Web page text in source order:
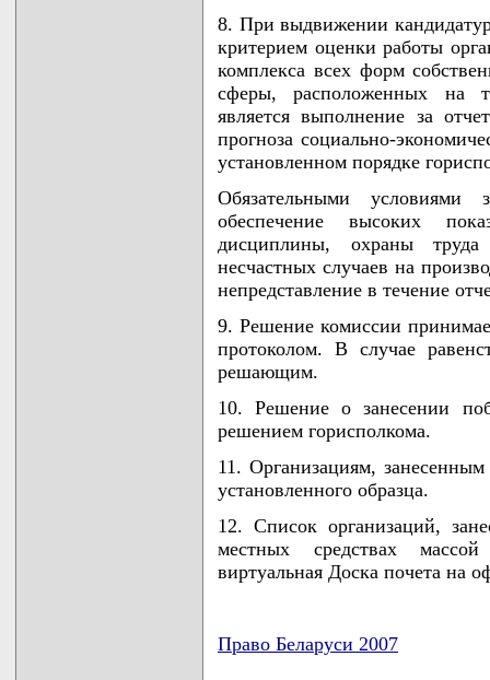
8. При выдвижении
критерием оценки работы
комплекса всех форм
сферы, расположенных на
является выполнение за
прогноза социально-
установленном порядке
Обязательными условиями
обеспечение высоких
дисциплины, охраны труда
несчастных случаев на
непредставление в течение
9. Решение комиссии
протоколом. В случае
решающим.
10. Решение о занесении
решением горисполкома.
11. Организациям,
установленного образца.
12. Список организаций,
местных средствах
виртуальная Доска почета на
Право Беларуси 2007